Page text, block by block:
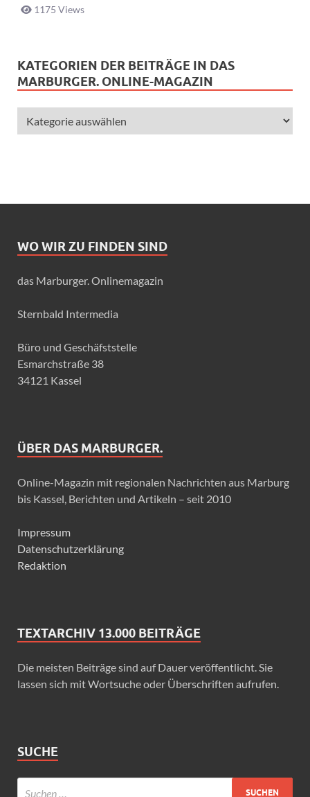
1175 Views
KATEGORIEN DER BEITRÄGE IN DAS
MARBURGER. ONLINE-MAGAZIN
WO WIR ZU FINDEN SIND
das Marburger. Onlinemagazin
Sternbald Intermedia
Büro und Geschäfststelle
Esmarchstraße 38
34121 Kassel
ÜBER DAS MARBURGER.
Online-Magazin mit regionalen Nachrichten aus Marburg
bis Kassel, Berichten und Artikeln – seit 2010
Impressum
Datenschutzerklärung
Redaktion
TEXTARCHIV 13.000 BEITRÄGE
Die meisten Beiträge sind auf Dauer veröffentlicht. Sie
lassen sich mit Wortsuche oder Überschriften aufrufen.
SUCHE